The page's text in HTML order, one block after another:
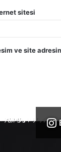
sitesi
ve site